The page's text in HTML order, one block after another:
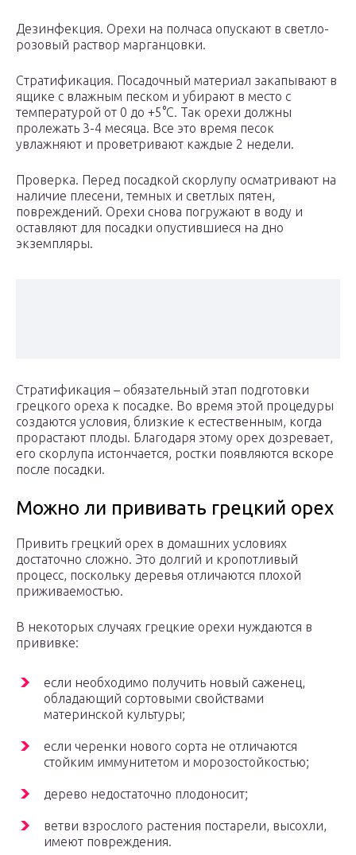
Дезинфекция. Орехи на полчаса опускают в светло-
розовый раствор марганцовки.
Стратификация. Посадочный материал закапывают в
ящике с влажным песком и убирают в место с
температурой от 0 до +5°C. Так орехи должны
пролежать 3-4 месяца. Все это время песок
увлажняют и проветривают каждые 2 недели.
Проверка. Перед посадкой скорлупу осматривают на
наличие плесени, темных и светлых пятен,
повреждений. Орехи снова погружают в воду и
оставляют для посадки опустившиеся на дно
экземпляры.
Стратификация – обязательный этап подготовки
грецкого ореха к посадке. Во время этой процедуры
создаются условия, близкие к естественным, когда
прорастают плоды. Благодаря этому орех дозревает,
его скорлупа истончается, ростки появляются вскоре
после посадки.
Можно ли прививать грецкий орех
Привить грецкий орех в домашних условиях
достаточно сложно. Это долгий и кропотливый
процесс, поскольку деревья отличаются плохой
приживаемостью.
В некоторых случаях грецкие орехи нуждаются в
прививке:
если необходимо получить новый саженец,
обладающий сортовыми свойствами
материнской культуры;
если черенки нового сорта не отличаются
стойким иммунитетом и морозостойкостью;
дерево недостаточно плодоносит;
ветви взрослого растения постарели, высохли,
имеют повреждения.